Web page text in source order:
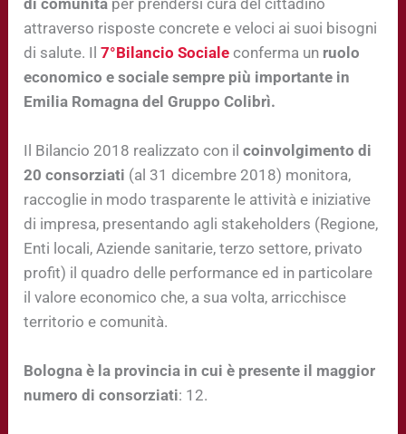
attraverso risposte concrete e veloci ai suoi bisogni
di salute. Il7°Bilancio Sociale conferma un ruolo
economico e sociale sempre più importante in
Emilia Romagna del Gruppo Colibrì.
Il Bilancio 2018 realizzato con ilcoinvolgimento di
20 consorziati (al 31 dicembre 2018) monitora,
raccoglie in modo trasparente le attività e iniziative
di impresa, presentando agli stakeholders (Regione,
Enti locali, Aziende sanitarie, terzo settore, privato
profit) il quadro delle performance ed in particolare
il valore economico che, a sua volta, arricchisce
territorio e comunità.
Bologna è la provincia in cui è presente il maggior
numero di consorziati: 12.